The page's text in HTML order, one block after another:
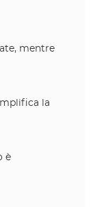
mentre
la
è